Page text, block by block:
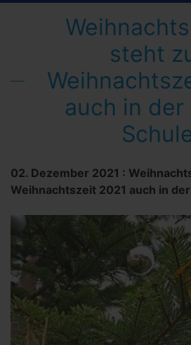
steht
auch in der
02. Dezember 2021 :
Weihnachtszeit 2021 auch in